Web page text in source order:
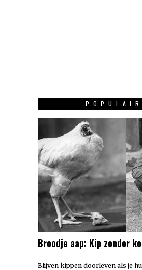
POPULAIR
Broodje aap: Kip zonder
Blijven kippen doorleven als je